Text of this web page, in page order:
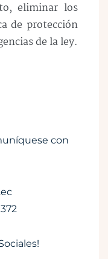
eliminar los
de protección
de la ley.
con